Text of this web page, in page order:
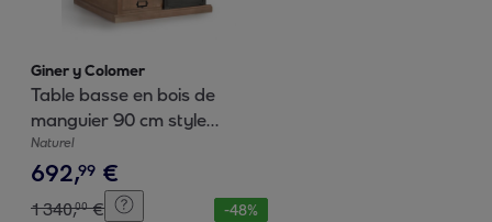
Giner y Colomer
Table basse en bois de
manguier 90 cm style
industriel moderne
Naturel
692,99 €
1340,00 € -48%